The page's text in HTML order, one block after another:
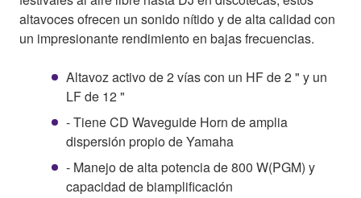
altavoces ofrecen un sonido nítido y de alta calidad con
un impresionante rendimiento en bajas frecuencias.
Altavoz activo de 2 vías con un HF de 2 " y un
LF de 12 "
- Tiene CD Waveguide Horn de amplia
dispersión propio de Yamaha
- Manejo de alta potencia de 800 W(PGM) y
capacidad de biamplificación